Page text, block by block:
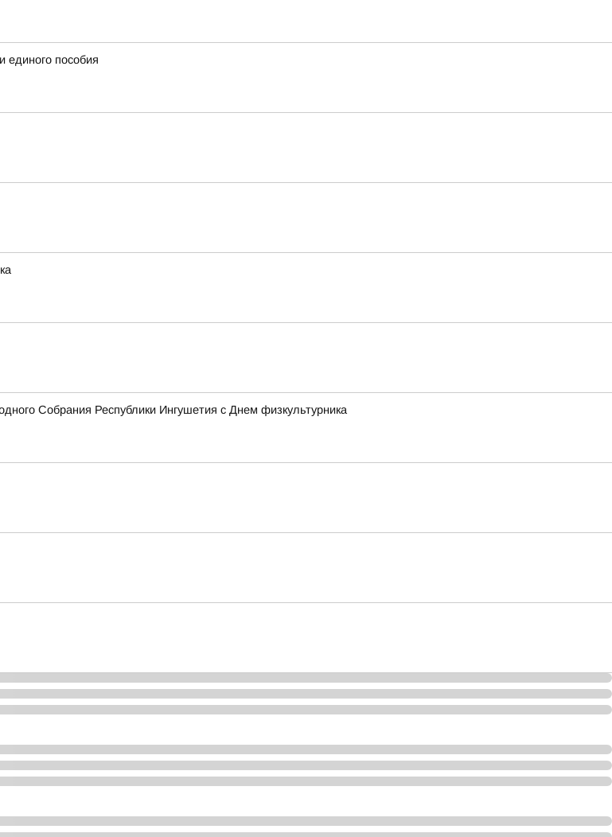
единого пособия
Собрания Республики Ингушетия с Днем физкультурника